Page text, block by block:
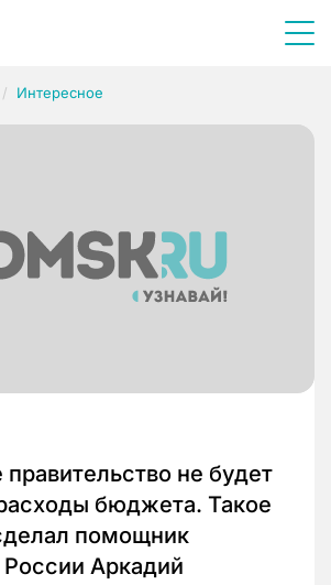
Интересное
не будет
бюджета. Такое
помощник
России Аркадий